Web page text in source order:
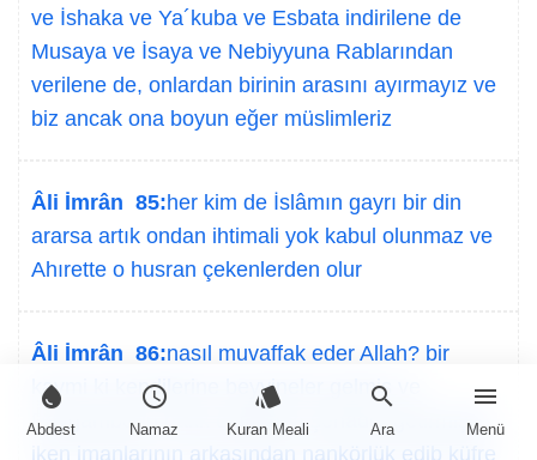
water_drop
Abdest
schedule
Namaz
style
Kuran Meali
search
Ara
menu
Menü
ve İshaka ve Ya´kuba ve Esbata indirilene de
Musaya ve İsaya ve Nebiyyuna Rablarından
verilene de, onlardan birinin arasını ayırmayız ve
biz ancak ona boyun eğer müslimleriz
Âli İmrân 85:her kim de İslâmın gayrı bir din
ararsa artık ondan ihtimali yok kabul olunmaz ve
Ahırette o husran çekenlerden olur
Âli İmrân 86:nasıl muvaffak eder Allah? bir
kavmi ki kendilerine beyyineler gelmiş ve
Peygamberin hakk olduğuna şehadet getirmişler
iken imanlarının arkasından nankörlük edib küfre